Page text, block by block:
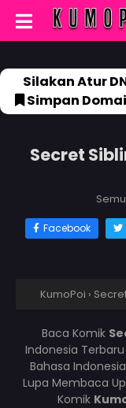
Silakan Atur
Simpan
Secret
Facebook
KumoPoi ›
Baca Komik
Indonesia Terbaru
Bahasa
Lupa Membaca
Komik